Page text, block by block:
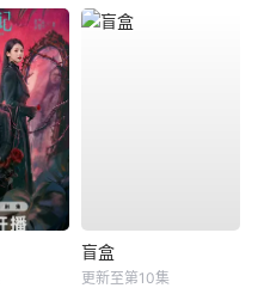
盲盒
更新至第10集